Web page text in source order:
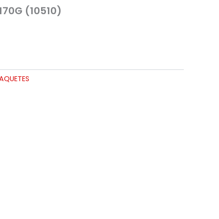
(10510)